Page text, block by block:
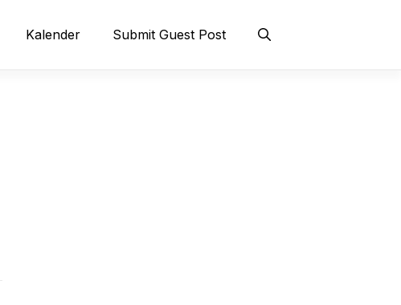
Kalender Submit Guest Post